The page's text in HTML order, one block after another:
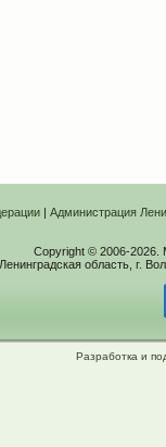
| Администрация
Copyright © 2006-2026.
область, г.
Разработка и